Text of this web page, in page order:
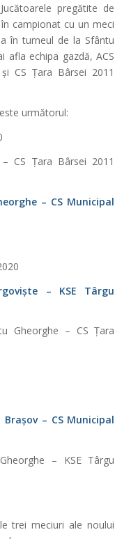
pregătite de
campionat cu un meci
în turneul de la Sfântu
afla echipa gazdă, ACS
CS Țara Bârsei 2011
următorul:
CS Țara Bârsei 2011
– CS Municipal
– KSE Târgu
Gheorghe – CS Țara
Brașov – CS Municipal
– KSE Târgu
trei meciuri ale noului